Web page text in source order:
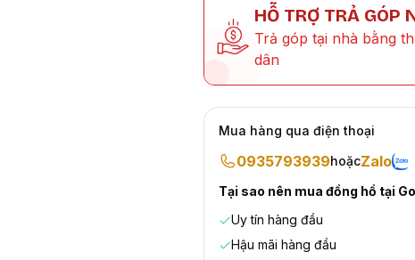
HỖ TRỢ TRẢ GÓP
Trả góp tại nhà bằng
dân
Mua hàng qua điện thoại
0935793939hoặcZalo
Tại sao nên mua đồng hồ tại
Uy tín hàng đầu
Hậu mãi hàng đầu